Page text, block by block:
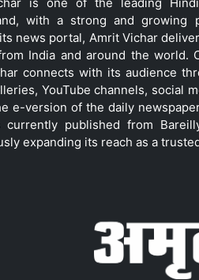
with a strong and growing
news portal, Amrit Vichar
India and around the world.
connects with its audience
YouTube channels, social
e-version of the daily
published from
expanding its reach as a